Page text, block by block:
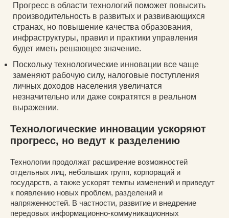
Прогресс в области технологий поможет повысить
производительность в развитых и развивающихся
странах, но повышение качества образования,
инфраструктуры, правил и практики управления
будет иметь решающее значение.
Поскольку технологические инновации все чаще
заменяют рабочую силу, налоговые поступления
личных доходов населения увеличатся
незначительно или даже сократятся в реальном
выражении.
Технологические инновации ускоряют
прогресс, но ведут к разделению
Технологии продолжат расширение возможностей
отдельных лиц, небольших групп, корпораций и
государств, а также ускорят темпы изменений и приведут
к появлению новых проблем, разделений и
напряженностей. В частности, развитие и внедрение
передовых информационно-коммуникационных